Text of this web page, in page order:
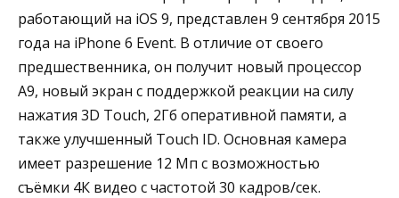
работающий на iOS 9, представлен 9 сентября 2015
года на iPhone 6 Event. В отличие от своего
предшественника, он получит новый процессор
A9, новый экран с поддержкой реакции на силу
нажатия 3D Touch, 2Гб оперативной памяти, а
также улучшенный Touch ID. Основная камера
имеет разрешение 12 Мп с возможностью
съёмки 4К видео с частотой 30 кадров/сек.